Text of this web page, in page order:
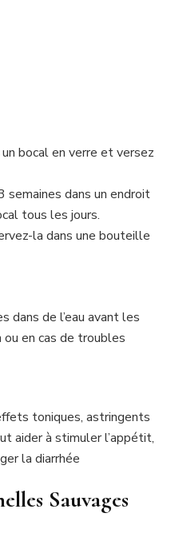
bocal en verre et versez
semaines dans un endroit
tous les jours.
la dans une bouteille
dans de l’eau avant les
en cas de troubles
toniques, astringents
aider à stimuler l’appétit,
la diarrhée
Sauvages